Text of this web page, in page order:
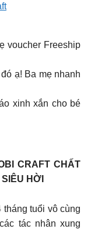
voucher Freeship
ạ! Ba mẹ nhanh
xinh xắn cho bé
CRAFT CHẤT
HỜI
tháng tuổi vô cùng
tác nhân xung